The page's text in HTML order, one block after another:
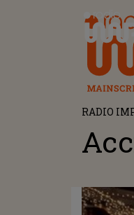
Radio
RADIO